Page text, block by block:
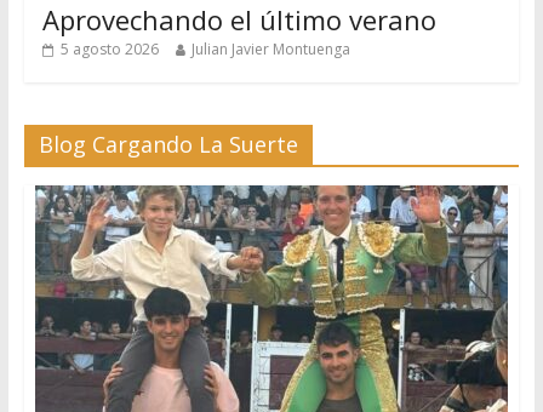
Aprovechando el último verano
5 agosto 2026 Julian Javier Montuenga
Blog Cargando La Suerte